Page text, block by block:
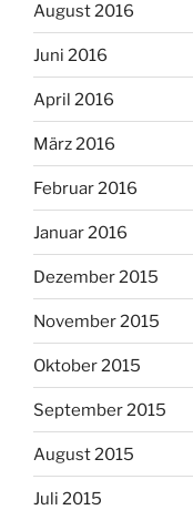
August 2016
Juni 2016
April 2016
März 2016
Februar 2016
Januar 2016
Dezember 2015
November 2015
Oktober 2015
September 2015
August 2015
Juli 2015